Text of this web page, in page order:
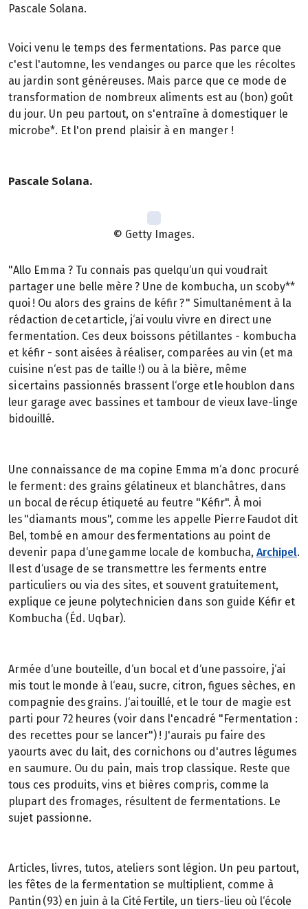
Pascale Solana.
Voici venu le temps des fermentations. Pas parce que
c'est l'automne, les vendanges ou parce que les récoltes
au jardin sont généreuses. Mais parce que ce mode de
transformation de nombreux aliments est au (bon) goût
du jour. Un peu partout, on s'entraîne à domestiquer le
microbe*. Et l'on prend plaisir à en manger !
Pascale Solana.
© Getty Images.
"Allo Emma ? Tu connais pas quelqu‘un qui voudrait
partager une belle mère ? Une de kombucha, un scoby**
quoi ! Ou alors des grains de kéfir ? " Simultanément à la
rédaction de cet article, j‘ai voulu vivre en direct une
fermentation. Ces deux boissons pétillantes - kombucha
et kéfir - sont aisées à réaliser, comparées au vin (et ma
cuisine n‘est pas de taille !) ou à la bière, même
si certains passionnés brassent l‘orge et le houblon dans
leur garage avec bassines et tambour de vieux lave-linge
bidouillé.
Une connaissance de ma copine Emma m‘a donc procuré
le ferment : des grains gélatineux et blanchâtres, dans
un bocal de récup étiqueté au feutre "Kéfir". À moi
les "diamants mous", comme les appelle Pierre Faudot dit
Bel, tombé en amour des fermentations au point de
devenir papa d‘une gamme locale de kombucha, Archipel.
Il est d‘usage de se transmettre les ferments entre
particuliers ou via des sites, et souvent gratuitement,
explique ce jeune polytechnicien dans son guide Kéfir et
Kombucha (Éd. Uqbar).
Armée d‘une bouteille, d‘un bocal et d‘une passoire, j‘ai
mis tout le monde à l‘eau, sucre, citron, figues sèches, en
compagnie des grains. J‘ai touillé, et le tour de magie est
parti pour 72 heures (voir dans l'encadré "Fermentation :
des recettes pour se lancer") ! J'aurais pu faire des
yaourts avec du lait, des cornichons ou d'autres légumes
en saumure. Ou du pain, mais trop classique. Reste que
tous ces produits, vins et bières compris, comme la
plupart des fromages, résultent de fermentations. Le
sujet passionne.
Articles, livres, tutos, ateliers sont légion. Un peu partout,
les fêtes de la fermentation se multiplient, comme à
Pantin (93) en juin à la Cité Fertile, un tiers-lieu où l‘école